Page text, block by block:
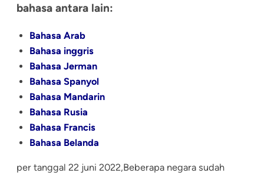
bahasa antara lain:
Bahasa Arab
Bahasa inggris
Bahasa Jerman
Bahasa Spanyol
Bahasa Mandarin
Bahasa Rusia
Bahasa Francis
Bahasa Belanda
per tanggal 22 juni 2022,Beberapa negara sudah